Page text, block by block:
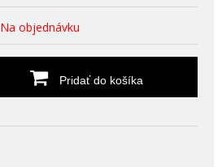
Na objednávku
Pridať do košíka